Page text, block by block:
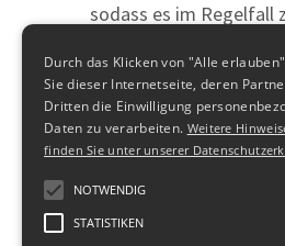
sodass es im Regelfall
ALLE MELDUNGEN
Durch das Klicken von "Alle
Sie dieser Internetseite, deren
Dritten die Einwilligung
Daten zu verarbeiten. Weitere
finden Sie unter unserer
NOTWENDIG
STATISTIKEN